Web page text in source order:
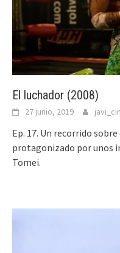
El luchador (2008)
27 junio, 2019
Ep. 17. Un recorrido
protagonizado por unos
Tomei.